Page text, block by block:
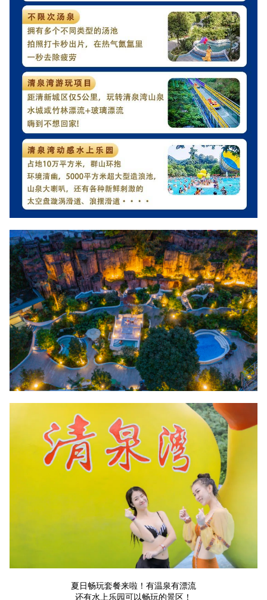
夏日畅玩套餐来啦！有温泉有漂流
还有水上乐园可以畅玩的景区！